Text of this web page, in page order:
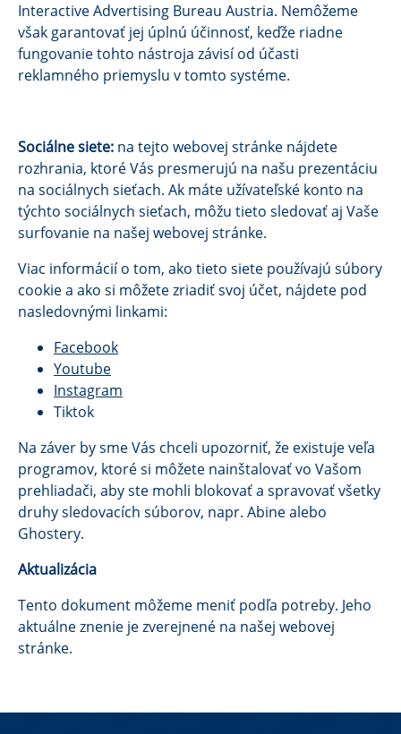
Interactive Advertising Bureau Austria. Nemôžeme
však garantovať jej úplnú účinnosť, keďže riadne
fungovanie tohto nástroja závisí od účasti
reklamného priemyslu v tomto systéme.
Sociálne siete: na tejto webovej stránke nájdete
rozhrania, ktoré Vás presmerujú na našu prezentáciu
na sociálnych sieťach. Ak máte užívateľské konto na
týchto sociálnych sieťach, môžu tieto sledovať aj Vaše
surfovanie na našej webovej stránke.
Viac informácií o tom, ako tieto siete používajú súbory
cookie a ako si môžete zriadiť svoj účet, nájdete pod
nasledovnými linkami:
Facebook
Youtube
Instagram
Tiktok
Na záver by sme Vás chceli upozorniť, že existuje veľa
programov, ktoré si môžete nainštalovať vo Vašom
prehliadači, aby ste mohli blokovať a spravovať všetky
druhy sledovacích súborov, napr. Abine alebo
Ghostery.
Aktualizácia
Tento dokument môžeme meniť podľa potreby. Jeho
aktuálne znenie je zverejnené na našej webovej
stránke.